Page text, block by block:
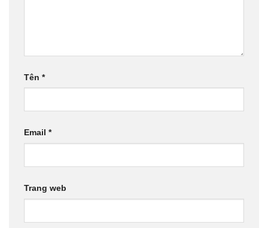
Tên *
Email *
Trang web